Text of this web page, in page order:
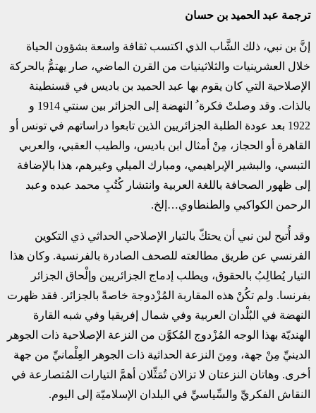
ترجمة عبد الحميد بن حسان
إنَّ بن نبي، ذلك الشَّاب الذي اكتسب ثقافة واسعة بشؤون الحياة
خلال العشرينيات والثلاثينيات من القرن الماضي، صار يهتمُّ بالحركة
الإصلاحية التي كان يقوم بها عبد الحميد بن باديس في قسنطينة
بالذات. وقد وصلتْ فكرة ُ النهضة إلى الجزائر بين سنتي 1914 و
1922 بعد عودة الطلبة الجزائريين الذين تابعوا دراساتهم في تونس أو
القاهرة أو الحجاز، مِنْ أمثال ابن باديس، والطيب العقبي، والعربي
التبسي، والبشير الإبراهيمي، ومبارك الميلي وغيرهم، هذا بالإضافة
إلى ظهور الصحافة باللغة العربية وانتشار كُتُبِ محمد عبده وعبد
الرحمن الكواكبي والطنطاوي…إلخ.
وقد أُتيح لبن نبي أن يحتكّ بالتيار الإصلاحي الحداثي ذي التكوين
الفرنسي عن طريق مطالعته للصحف الصادرة بالفرنسية. وكان هذا
التيار يُطالِبُ بالحقوق، ويطلب إدماج الجزائريين وإلْحاق الجزائر
بفرنسا. ولم تكُنْ هذه المقاربة المُزْدوجة خاصةً بالجزائر. فقد ظهرت
النهضة في البُلْدان العربية وفي شمال إفريقيا وفي شبه القارة
الهنديّة بهذا الوجه المُزْدوج المُكوَّن من النزعة الإصلاحية ذات الجوهر
الدينيِّ مِنْ جهة، ومِنَ النزعة الحداثية ذات الجوهر العِلْمانيِّ من جهة
أخرى. وهاتان النزعتان لا تزالان تُمَثِّلان أهمَّ التيارات المُتصارعة في
النقاش الفكريِّ والسِّياسيِّ في البلدان الإسلاميّة إلى اليوم.